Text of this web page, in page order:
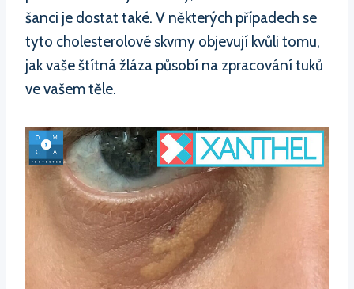
šanci je dostat také. V některých případech se
tyto cholesterolové skvrny objevují kvůli tomu,
jak vaše štítná žláza působí na zpracování tuků
ve vašem těle.